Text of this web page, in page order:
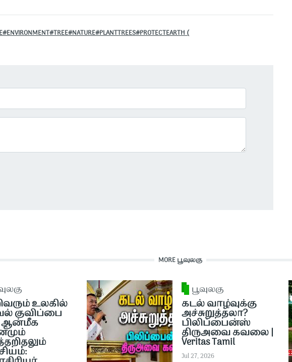
(
MORE பூவுலகு
உலகில்
குவிப்பை
ஆன்மீக
பூவுலகு
கடல் வாழ்வுக்கு
அச்சுறுத்தலா?
பிலிப்பைன்ஸ்
திருஅவை கவலை |
Veritas Tamil
Jul 27, 2026